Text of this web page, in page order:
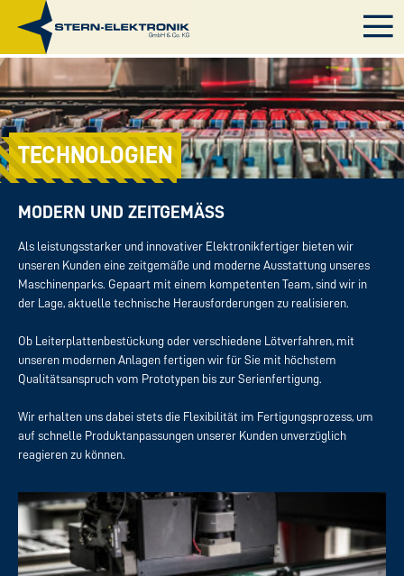
TECHNOLOGIEN
MODERN UND ZEITGEMÄSS
Als leistungsstarker und innovativer Elektronikfertiger bieten wir
unseren Kunden eine zeitgemäße und moderne Ausstattung unseres
Maschinenparks. Gepaart mit einem kompetenten Team, sind wir in
der Lage, aktuelle technische Herausforderungen zu realisieren.
Ob Leiterplattenbestückung oder verschiedene Lötverfahren, mit
unseren modernen Anlagen fertigen wir für Sie mit höchstem
Qualitätsanspruch vom Prototypen bis zur Serienfertigung.
Wir erhalten uns dabei stets die Flexibilität im Fertigungsprozess, um
auf schnelle Produktanpassungen unserer Kunden unverzüglich
reagieren zu können.